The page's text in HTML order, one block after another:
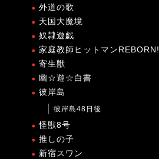
外道の歌
天国大魔境
奴隷遊戯
家庭教師ヒットマンREBORN!
寄生獣
幽☆遊☆白書
彼岸島
彼岸島48日後
怪獣8号
推しの子
新宿スワン